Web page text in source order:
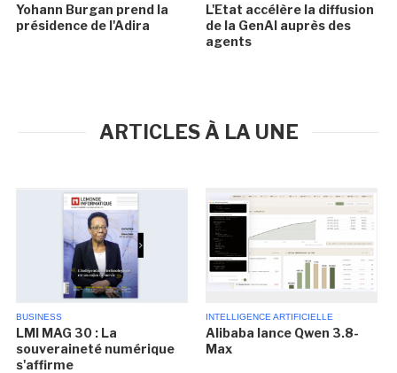
Yohann Burgan prend la
présidence de l'Adira
L'Etat accélère la diffusion
de la GenAI auprès des
agents
ARTICLES À LA UNE
BUSINESS
LMI MAG 30 : La
souveraineté numérique
s'affirme
INTELLIGENCE ARTIFICIELLE
Alibaba lance Qwen 3.8-
Max